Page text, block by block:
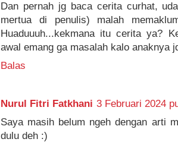
Dan pernah jg baca cerita curhat,
mertua di penulis) malah
Huaduuuh...kekmana itu cerita ya?
awal emang ga masalah kalo anaknya
Balas
Nurul Fitri Fatkhani 3 Februari 2024
Saya masih belum ngeh dengan arti
dulu deh :)